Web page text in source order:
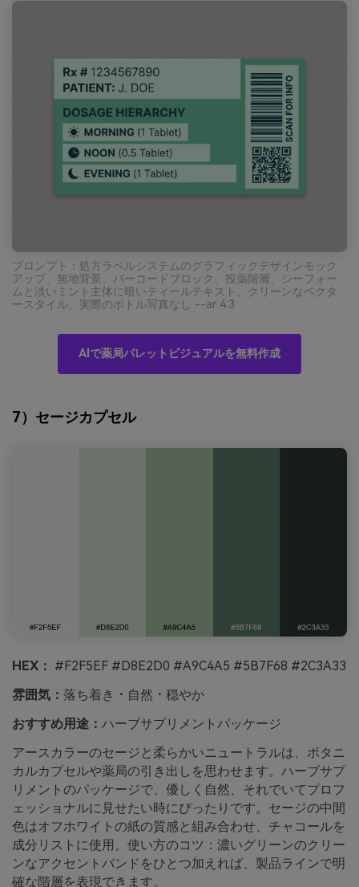
プロンプト：処方ラベルシステムのグラフィックデザインモック
アップ、無地背景、バーコードブロック、投薬階層、シーフォー
ムと淡いミント主体に暗いティールテキスト、クリーンなベクタ
ースタイル、実際のボトル写真なし --ar 4:3
AIで薬局パレットビジュアルを無料作成
7）セージカプセル
HEX： #F2F5EF #D8E2D0 #A9C4A5 #5B7F68 #2C3A33
雰囲気： 落ち着き・自然・穏やか
おすすめ用途： ハーブサプリメントパッケージ
アースカラーのセージと柔らかいニュートラルは、ボタニ
カルカプセルや薬局の引き出しを思わせます。ハーブサプ
リメントのパッケージで、優しく自然、それでいてプロフ
ェッショナルに見せたい時にぴったりです。セージの中間
色はオフホワイトの紙の質感と組み合わせ、チャコールを
成分リストに使用。使い方のコツ：濃いグリーンのクリー
ンなアクセントバンドをひとつ加えれば、製品ラインで明
確な階層を表現できます。